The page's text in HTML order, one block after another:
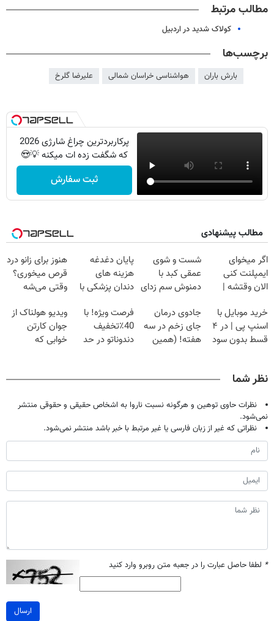
مطالب مرتبط
کولاک شدید در اردبیل
برچسب‌ها
بارش باران هواشناسی خراسان شمالی علیرضا گلرخ
پرکاربردترین چراغ شارژی 2026
که شگفت زده ات میکنه 💡😍
ثبت سفارش
مطالب پیشنهادی
اگر میخوای
ایمپلنت کنی
الان وقتشه |
میلیون تومان!!!
شست و شوی
عمقی کبد با
دمنوش سم زدای
پایان دغدغه
هزینه های
دندان پزشکی با
خانگی
هنوز برای زانو درد
قرص میخوری؟
وقتی می‌شه
درمانش کرد؟؟؟؟
خرید موبایل با
اسنپ پی | در ۴
قسط بدون سود
جادوی درمان
جای زخم در سه
هفته! (همین
فرصت ویژه! با
40٪تخفیف
دندوناتو در حد
ویدیو هولناک از
جوان کارتن
خوابی که
نظر شما
نظرات حاوی توهین و هرگونه نسبت ناروا به اشخاص حقیقی و حقوقی منتشر
نمی‌شود.
نظراتی که غیر از زبان فارسی یا غیر مرتبط با خبر باشد منتشر نمی‌شود.
* لطفا حاصل عبارت را در جعبه متن روبرو وارد کنید
ارسال